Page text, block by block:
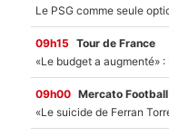
09h15 Tour de France
09h00 Mercato Football